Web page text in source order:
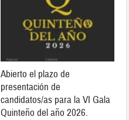
Abierto el plazo de
presentación de
candidatos/as para la VI Gala
Quinteño del año 2026.